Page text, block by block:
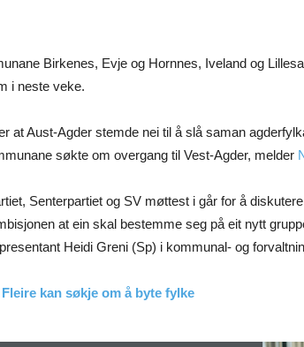
Birkenes, Evje og Hornnes, Iveland og
i neste veke.
at Aust-Agder stemde nei til å slå saman
søkte om overgang til Vest-Agder, melder
Senterpartiet og SV møttest i går for å
at ein skal bestemme seg på eit nytt
Heidi Greni (Sp) i kommunal- og
Fleire kan søkje om å byte fylke